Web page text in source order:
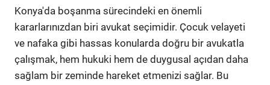
Konya'da boşanma sürecindeki en önemli
kararlarınızdan biri avukat seçimidir. Çocuk velayeti
ve nafaka gibi hassas konularda doğru bir avukatla
çalışmak, hem hukuki hem de duygusal açıdan daha
sağlam bir zeminde hareket etmenizi sağlar. Bu